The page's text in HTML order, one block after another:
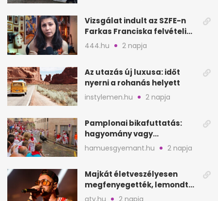
Vizsgálat indult az SZFE-n
Farkas Franciska felvételi
videója után
444.hu 2 napja
Az utazás új luxusa: időt
nyerni a rohanás helyett
instylemen.hu 2 napja
Pamplonai bikafuttatás:
hagyomány vagy
értelmetlen vérontás?
hamuesgyemant.hu 2 napja
Majkát életveszélyesen
megfenyegették, lemondta
a sepsiszentgyörgyi